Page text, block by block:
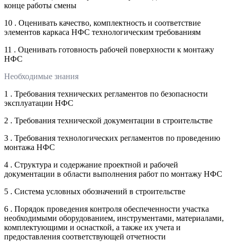
конце работы смены
10 . Оценивать качество, комплектность и соответствие
элементов каркаса НФС технологическим требованиям
11 . Оценивать готовность рабочей поверхности к монтажу
НФС
Необходимые знания
1 . Требования технических регламентов по безопасности
эксплуатации НФС
2 . Требования технической документации в строительстве
3 . Требования технологических регламентов по проведению
монтажа НФС
4 . Структура и содержание проектной и рабочей
документации в области выполнения работ по монтажу НФС
5 . Система условных обозначений в строительстве
6 . Порядок проведения контроля обеспеченности участка
необходимыми оборудованием, инструментами, материалами,
комплектующими и оснасткой, а также их учета и
предоставления соответствующей отчетности